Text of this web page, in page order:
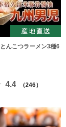
とんこつラーメン3種6
4.4 （246）